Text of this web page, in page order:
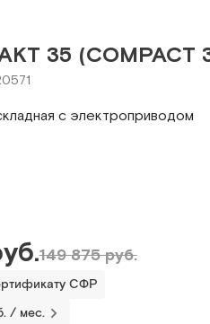
35 (COMPACT
с электроприводом
149 875 руб.
СФР
/ мес.